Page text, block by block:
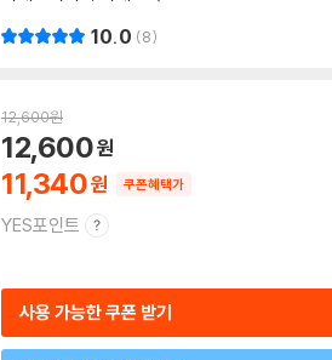
10.0 8
12,600원
11,340
12,600
쿠폰혜택가
YES포인트
사용 가능한 쿠폰 받기